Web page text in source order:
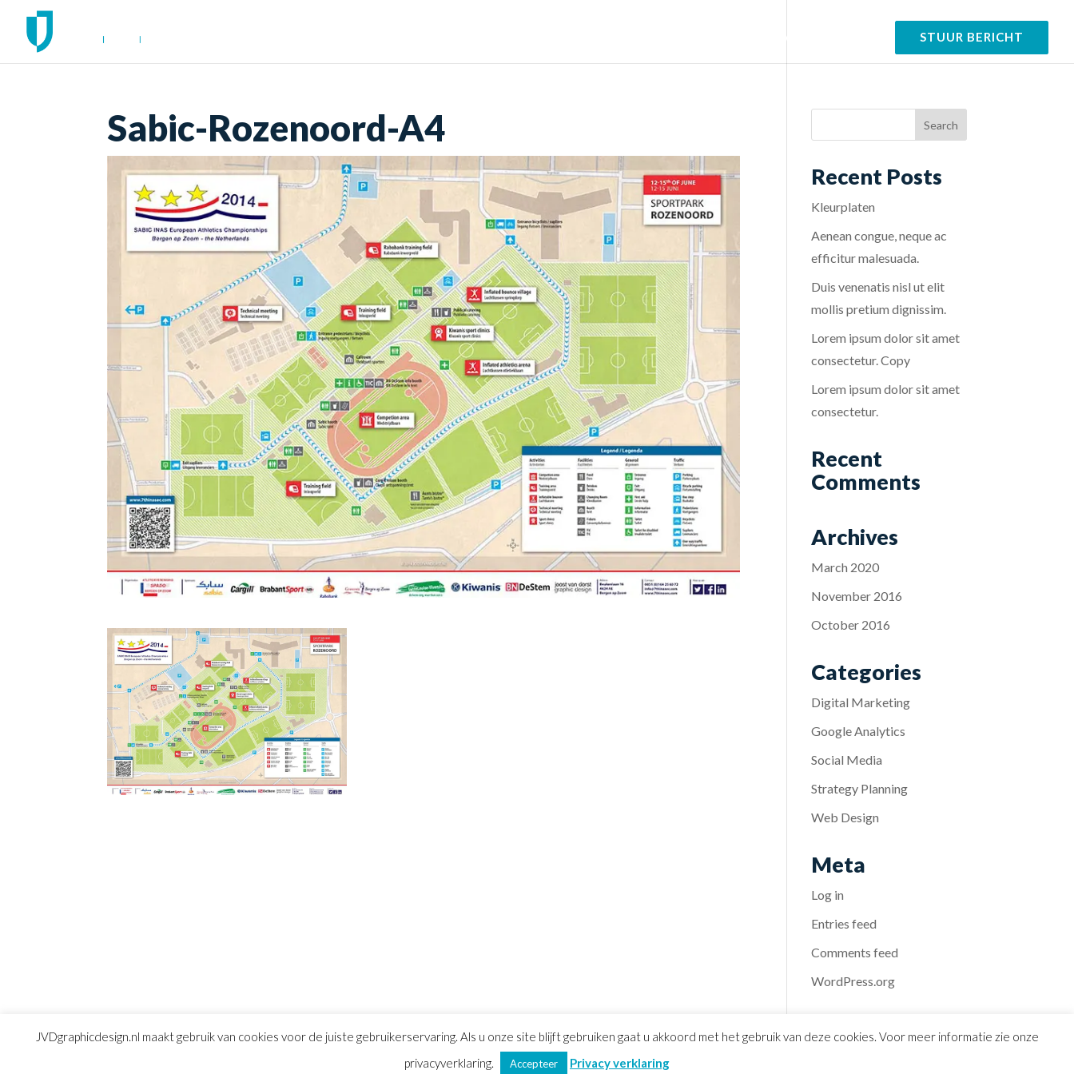
Over STUUR BERICHT
Sabic-Rozenoord-A4
Recent Posts
Kleurplaten
Aenean congue, neque ac
efficitur malesuada.
Duis venenatis nisl ut elit
mollis pretium dignissim.
Lorem ipsum dolor sit amet
consectetur. Copy
Lorem ipsum dolor sit amet
consectetur.
Recent
Comments
Archives
March 2020
November 2016
October 2016
Categories
Digital Marketing
Google Analytics
Social Media
Strategy Planning
Web Design
Meta
Log in
Entries feed
Comments feed
WordPress.org
Algemene voorwaarden|Privacy verklaring|Sitemap
JVDgraphicdesign.nl maakt gebruik van cookies voor de juiste gebruikerservaring. Als u onze site blijft gebruiken gaat u akkoord met het gebruik van deze cookies. Voor meer informatie zie onze
privacyverklaring.
Accepteer Privacy verklaring